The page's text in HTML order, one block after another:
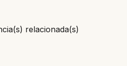
relacionada(s)